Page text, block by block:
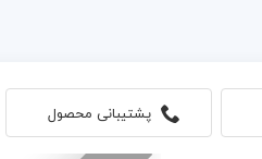
پشتیبانی محصول